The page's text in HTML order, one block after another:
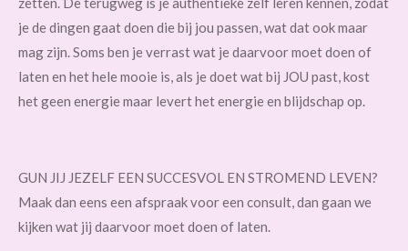
je de dingen gaat doen die bij jou passen, wat dat ook maar
mag zijn. Soms ben je verrast wat je daarvoor moet doen of
laten en het hele mooie is, als je doet wat bij JOU past, kost
het geen energie maar levert het energie en blijdschap op.
GUN JIJ JEZELF EEN SUCCESVOL EN STROMEND LEVEN?
Maak dan eens een afspraak voor een consult, dan gaan we
kijken wat jij daarvoor moet doen of laten.